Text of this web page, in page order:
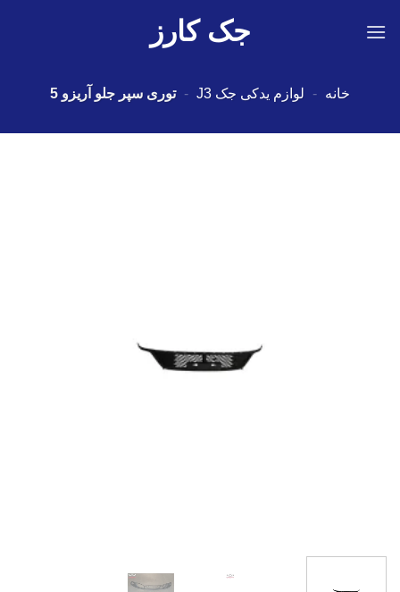
جک کارز
خانه - لوازم یدکی جک J3 - توری سپر جلو آریزو 5